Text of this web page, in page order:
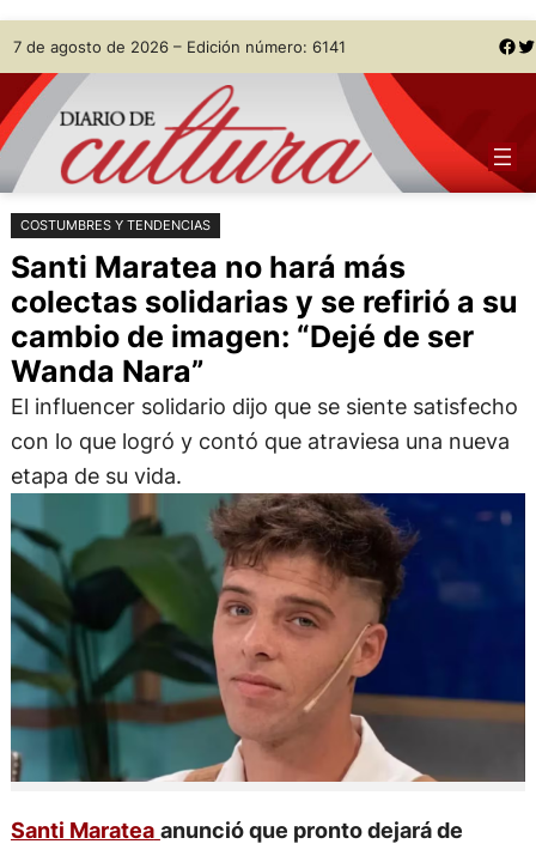
Saltar
al
contenido
Skip
to
content
7 de agosto de 2026 – Edición número: 6141 Facebook Twitter
COSTUMBRES Y TENDENCIAS
Santi Maratea no hará más
colectas solidarias y se refirió a su
cambio de imagen: “Dejé de ser
Wanda Nara”
El influencer solidario dijo que se siente satisfecho
con lo que logró y contó que atraviesa una nueva
etapa de su vida.
Santi Maratea anunció que pronto dejará de